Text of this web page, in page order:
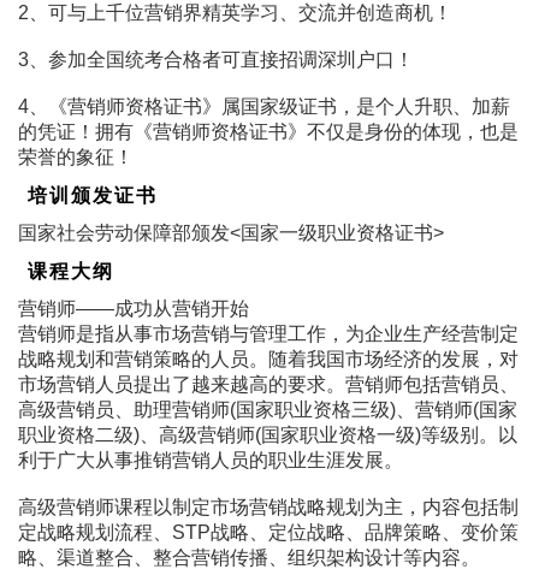
2、可与上千位营销界精英学习、交流并创造商机！
3、参加全国统考合格者可直接招调深圳户口！
4、《营销师资格证书》属国家级证书，是个人升职、加薪
的凭证！拥有《营销师资格证书》不仅是身份的体现，也是
荣誉的象征！
培训颁发证书
国家社会劳动保障部颁发<国家一级职业资格证书>
课程大纲
营销师――成功从营销开始
营销师是指从事市场营销与管理工作，为企业生产经营制定
战略规划和营销策略的人员。随着我国市场经济的发展，对
市场营销人员提出了越来越高的要求。营销师包括营销员、
高级营销员、助理营销师(国家职业资格三级)、营销师(国家
职业资格二级)、高级营销师(国家职业资格一级)等级别。以
利于广大从事推销营销人员的职业生涯发展。
高级营销师课程以制定市场营销战略规划为主，内容包括制
定战略规划流程、STP战略、定位战略、品牌策略、变价策
略、渠道整合、整合营销传播、组织架构设计等内容。